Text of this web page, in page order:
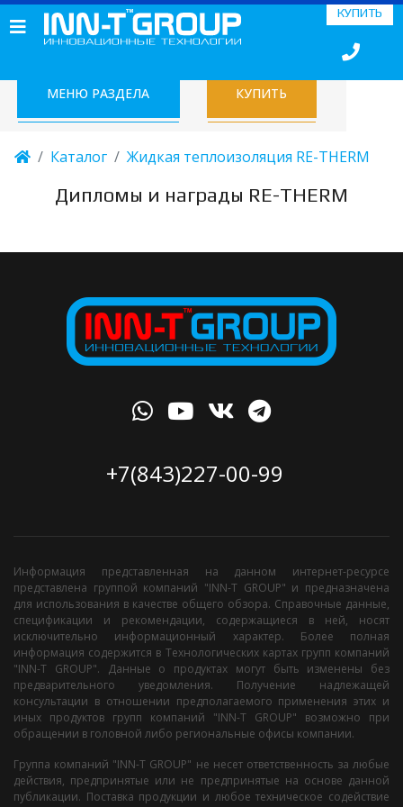
КУПИТЬ
МЕНЮ РАЗДЕЛА КУПИТЬ
Каталог Жидкая теплоизоляция RE-THERM
Дипломы и награды RE-THERM
+7(843)227-00-99
Информация представленная на данном интернет-ресурсе
представлена группой компаний "INN-T GROUP" и предназначена
для использования в качестве общего обзора. Справочные данные,
спецификации и рекомендации, содержащиеся в ней, носят
исключительно информационный характер. Более полная
информация содержится в Технологических картах групп компаний
"INN-T GROUP". Данные о продуктах могут быть изменены без
предварительного уведомления. Получение надлежащей
консультации в отношении предполагаемого применения этих и
иных продуктов групп компаний "INN-T GROUP" возможно при
обращении в головной либо региональные офисы компании.
Группа компаний "INN-T GROUP" не несет ответственность за любые
действия, предпринятые или не предпринятые на основе данной
публикации. Поставка продукции и любое техническое содействие